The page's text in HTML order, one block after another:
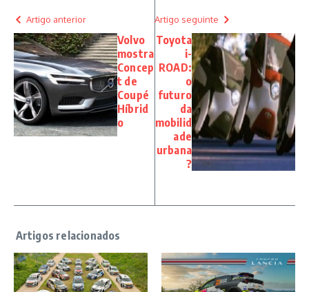
Artigo anterior
Volvo
mostra
Concep
t de
Coupé
Híbrid
o
Artigo seguinte
Toyota
i-
ROAD:
o
futuro
da
mobilid
ade
urbana
?